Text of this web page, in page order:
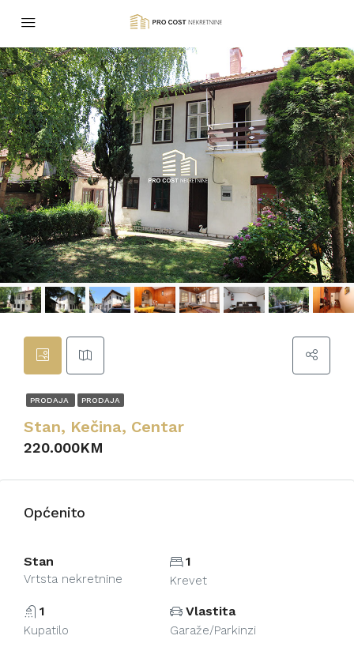
PRODAJA PRODAJA
Stan, Kečina, Centar
220.000KM
Općenito
Stan
Vrtsta nekretnine
1
Krevet
1
Kupatilo
Vlastita
Garaže/Parkinzi